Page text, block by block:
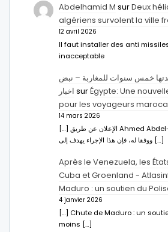
Abdelhamid M surDeux
algériens survolent la ville
12 avril 2026
Il faut installer des anti
inacceptable
خمس سنوات للمغاربة – نبض
اخبار surÉgypte: Une
pour les voyageurs
14 mars 2026
[…] الإعلان عن طريق Ahmed Abdel-Latifسفير مصر بالرباط.
ووفقا له، فإن هذا الإجراء يهدف إلى […]
Après le Venezuela, les
Cuba et Groenland -
Maduro : un soutien du
4 janvier 2026
[…] Chute de Maduro : un
moins […]